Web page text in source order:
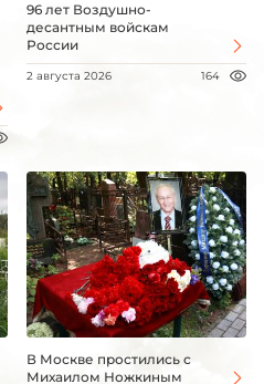
96 лет Воздушно-
десантным войскам
России
2 августа 2026 164
В Москве простились с
Михаилом Ножкиным